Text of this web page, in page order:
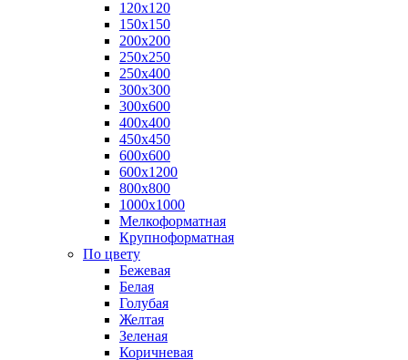
120х120
150х150
200х200
250х250
250х400
300х300
300х600
400х400
450х450
600х600
600х1200
800х800
1000х1000
Мелкоформатная
Крупноформатная
По цвету
Бежевая
Белая
Голубая
Желтая
Зеленая
Коричневая